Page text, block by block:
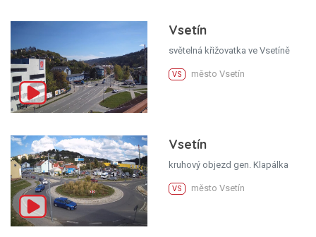
Vsetín
světelná křižovatka ve Vsetíně
VS město Vsetín
Vsetín
kruhový objezd gen. Klapálka
VS město Vsetín